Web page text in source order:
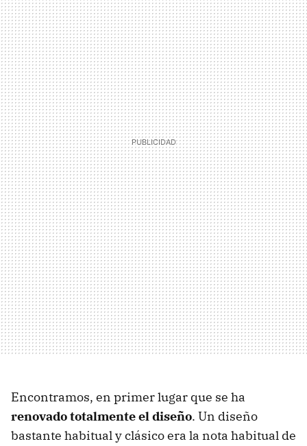
Encontramos, en primer lugar que se ha
renovado totalmente el diseño. Un diseño
bastante habitual y clásico era la nota habitual de